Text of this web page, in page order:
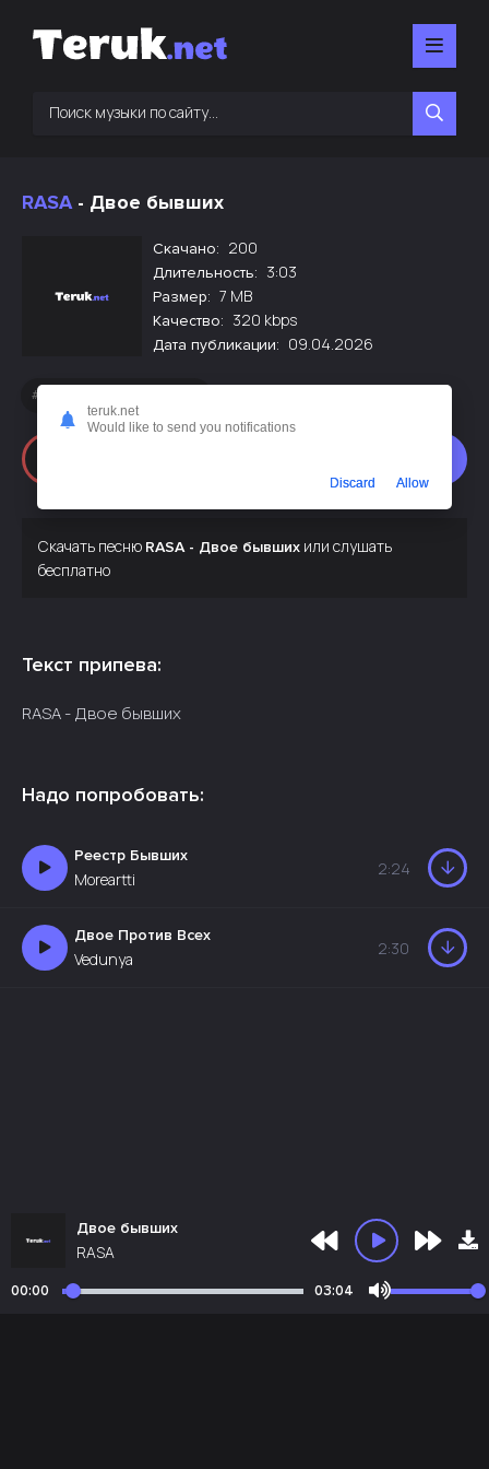
RASA- Двое бывших
Скачано: 200
Длительность: 3:03
Размер: 7 MB
Качество: 320 kbps
Дата публикации: 09.04.2026
Скачать песню RASA - Двое бывших или слушать
бесплатно
Текст припева:
RASA - Двое бывших
Надо попробовать:
Реестр Бывших
Moreartti
2:24
Двое Против Всех
Vedunya
2:30
Двое бывших
RASA
00:00 03:04
teruk.net
Would like to send you notifications
Discard Allow